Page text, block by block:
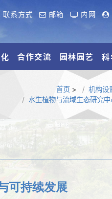
联系方式 邮箱 内网
合作交流 园林园艺 科
首页> 机构设
水生植物与流域生态研究中
可持续发展